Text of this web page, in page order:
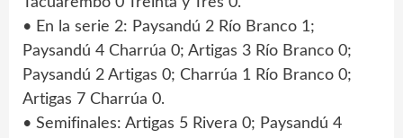
• En la serie 2: Paysandú 2 Río Branco 1;
Paysandú 4 Charrúa 0; Artigas 3 Río Branco 0;
Paysandú 2 Artigas 0; Charrúa 1 Río Branco 0;
Artigas 7 Charrúa 0.
• Semifinales: Artigas 5 Rivera 0; Paysandú 4